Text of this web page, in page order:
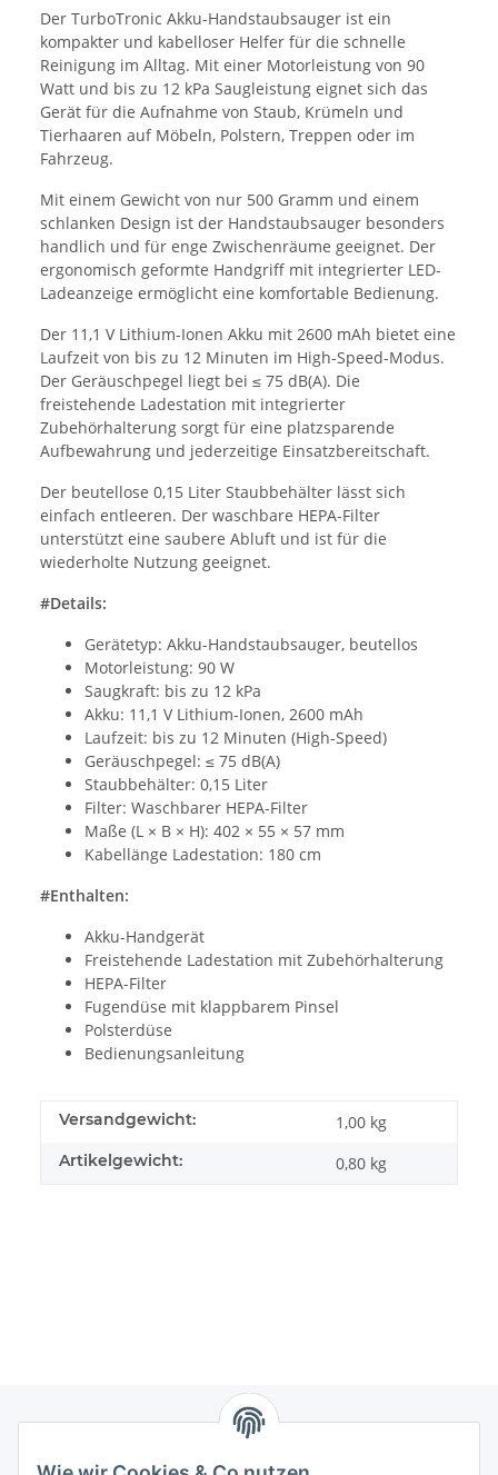
Der TurboTronic Akku-Handstaubsauger ist ein
kompakter und kabelloser Helfer für die schnelle
Reinigung im Alltag. Mit einer Motorleistung von 90
Watt und bis zu 12 kPa Saugleistung eignet sich das
Gerät für die Aufnahme von Staub, Krümeln und
Tierhaaren auf Möbeln, Polstern, Treppen oder im
Fahrzeug.
Mit einem Gewicht von nur 500 Gramm und einem
schlanken Design ist der Handstaubsauger besonders
handlich und für enge Zwischenräume geeignet. Der
ergonomisch geformte Handgriff mit integrierter LED-
Ladeanzeige ermöglicht eine komfortable Bedienung.
Der 11,1 V Lithium-Ionen Akku mit 2600 mAh bietet eine
Laufzeit von bis zu 12 Minuten im High-Speed-Modus.
Der Geräuschpegel liegt bei ≤ 75 dB(A). Die
freistehende Ladestation mit integrierter
Zubehörhalterung sorgt für eine platzsparende
Aufbewahrung und jederzeitige Einsatzbereitschaft.
Der beutellose 0,15 Liter Staubbehälter lässt sich
einfach entleeren. Der waschbare HEPA-Filter
unterstützt eine saubere Abluft und ist für die
wiederholte Nutzung geeignet.
#Details:
Gerätetyp: Akku-Handstaubsauger, beutellos
Motorleistung: 90 W
Saugkraft: bis zu 12 kPa
Akku: 11,1 V Lithium-Ionen, 2600 mAh
Laufzeit: bis zu 12 Minuten (High-Speed)
Geräuschpegel: ≤ 75 dB(A)
Staubbehälter: 0,15 Liter
Filter: Waschbarer HEPA-Filter
Maße (L × B × H): 402 × 55 × 57 mm
Kabellänge Ladestation: 180 cm
#Enthalten:
Akku-Handgerät
Freistehende Ladestation mit Zubehörhalterung
HEPA-Filter
Fugendüse mit klappbarem Pinsel
Polsterdüse
Bedienungsanleitung
Versandgewicht: 1,00 kg
Artikelgewicht: 0,80 kg